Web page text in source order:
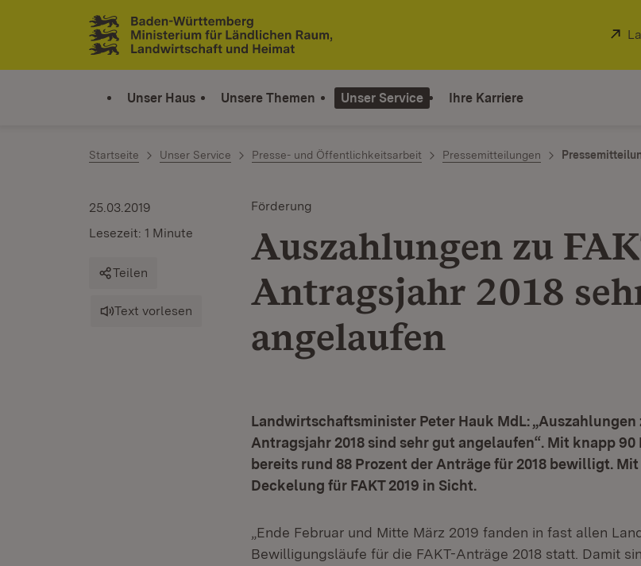
Zum Inhalt springen
Link zur Startseite
Unser Haus Unsere Themen Unser Service Ihre Karriere
Startseite Unser Service Presse- und Öffentlichkeitsarbeit Pressemitteilungen
Förderung
Auszahlungen zu
Antragsjahr 2018
angelaufen
25.03.2019
Lesezeit: 1 Minute
Teilen
Text vorlesen
Landwirtschaftsminister Peter Hauk MdL: „Auszahlungen
Antragsjahr 2018 sind sehr gut angelaufen“. Mit knapp
bereits rund 88 Prozent der Anträge für 2018 bewilligt.
Deckelung für FAKT 2019 in Sicht.
„Ende Februar und Mitte März 2019 fanden in fast allen
Bewilligungsläufe für die FAKT-Anträge 2018 statt. Damit